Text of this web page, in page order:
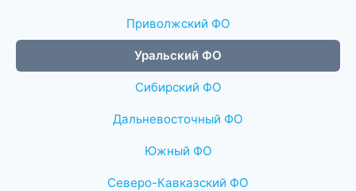
Приволжский ФО
Уральский ФО
Сибирский ФО
Дальневосточный ФО
Южный ФО
Северо-Кавказский ФО